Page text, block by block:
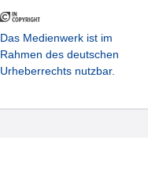
Das Medienwerk ist im
Rahmen des deutschen
Urheberrechts nutzbar.